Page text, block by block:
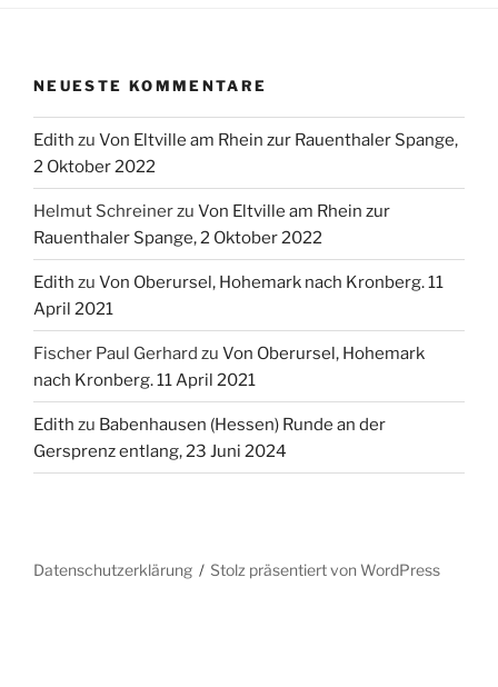
NEUESTE KOMMENTARE
Edith zu Von Eltville am Rhein zur Rauenthaler Spange,
2 Oktober 2022
Helmut Schreinerzu Von Eltville am Rhein zur
Rauenthaler Spange, 2 Oktober 2022
Edith zu Von Oberursel, Hohemark nach Kronberg. 11
April 2021
Fischer Paul Gerhard zu Von Oberursel, Hohemark
nach Kronberg. 11 April 2021
Edith zu Babenhausen (Hessen) Runde an der
Gersprenz entlang, 23 Juni 2024
Datenschutzerklärung Stolz präsentiert von WordPress